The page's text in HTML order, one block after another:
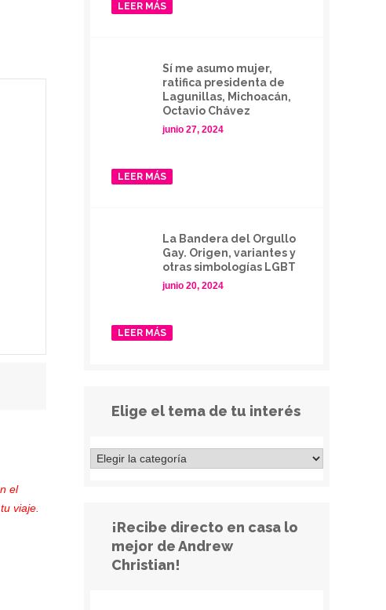
el
viaje.
LEER MÁS
Sí me asumo mujer,
ratifica presidenta de
Lagunillas, Michoacán,
Octavio Chávez
junio 27, 2024
LEER MÁS
La Bandera del Orgullo
Gay. Origen, variantes y
otras simbologías LGBT
junio 20, 2024
LEER MÁS
Elige el tema de tu interés
¡Recibe directo en casa lo
mejor de Andrew
Christian!